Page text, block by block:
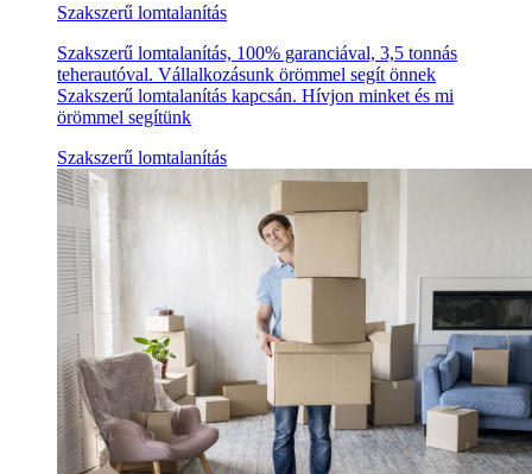
Szakszerű lomtalanítás
Szakszerű lomtalanítás, 100% garanciával, 3,5 tonnás
teherautóval. Vállalkozásunk örömmel segít önnek
Szakszerű lomtalanítás kapcsán. Hívjon minket és mi
örömmel segítünk
Szakszerű lomtalanítás